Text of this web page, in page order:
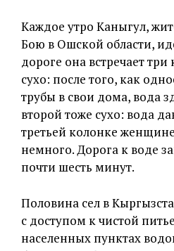
Каждое утро Каныгул,
Бою в Ошской области,
дороге она встречает
сухо: после того, как
трубы в свои дома, вода
второй тоже сухо: вода
третьей колонке
немного. Дорога к воде
почти шесть минут.
Половина сел в
с доступом к чистой
населенных пунктах